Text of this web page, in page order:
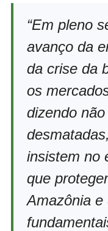
“Em pleno
avanço da
da crise da
os
dizendo
insistem no
que
Amazônia e